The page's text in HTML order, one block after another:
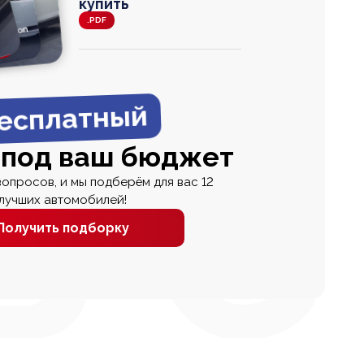
000
купить
.PDF
ваш бюджет
и мы подберём для вас 12
автомобилей!
подборку